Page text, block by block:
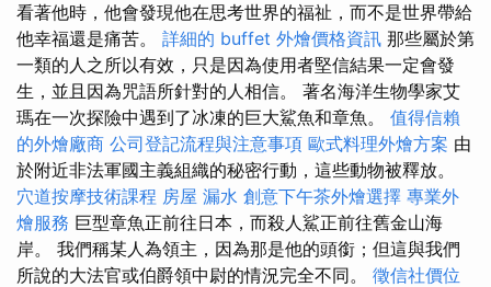
看著他時，他會發現他在思考世界的福祉，而不是世界帶給
他幸福還是痛苦。 詳細的 buffet 外燴價格資訊 那些屬於第
一類的人之所以有效，只是因為使用者堅信結果一定會發
生，並且因為咒語所針對的人相信。 著名海洋生物學家艾
瑪在一次探險中遇到了冰凍的巨大鯊魚和章魚。 值得信賴
的外燴廠商 公司登記流程與注意事項 歐式料理外燴方案 由
於附近非法軍國主義組織的秘密行動，這些動物被釋放。
穴道按摩技術課程 房屋 漏水 創意下午茶外燴選擇 專業外
燴服務 巨型章魚正前往日本，而殺人鯊正前往舊金山海
岸。 我們稱某人為領主，因為那是他的頭銜；但這與我們
所說的大法官或伯爵領中尉的情況完全不同。 徵信社價位